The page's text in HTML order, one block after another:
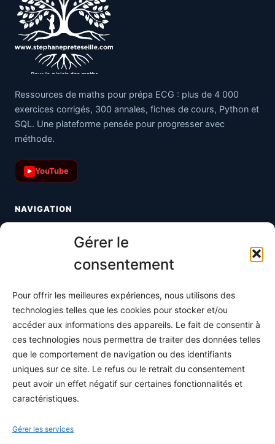
Gérer le
consentement
Pour offrir les meilleures expériences, nous utilisons des
technologies telles que les cookies pour stocker et/ou
accéder aux informations des appareils. Le fait de consentir à
ces technologies nous permettra de traiter des données telles
que le comportement de navigation ou des identifiants
uniques sur ce site. Le refus ou le retrait du consentement
peut avoir un effet négatif sur certaines fonctionnalités et
caractéristiques.
Gérer les services
Ressources de maths pour prépa ECG : plus de 4 000
exercices corrigés, 300 annales, fiches de cours, Python et
SQL. Une plateforme pensée pour progresser avec
méthode.
▶ YouTube
NAVIGATION
Toutes les maths
S'abonner
À propos
Contact / Support
Mes publications
INFORMATIONS LÉGALES